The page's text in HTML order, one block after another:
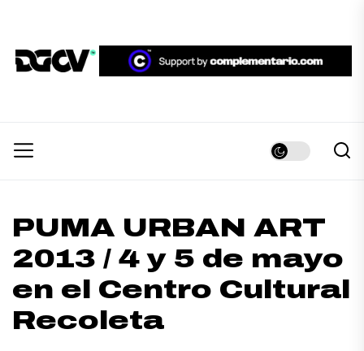
the
content
DGCV™
PUMA URBAN ART
2013 / 4 y 5 de mayo
en el Centro Cultural
Recoleta